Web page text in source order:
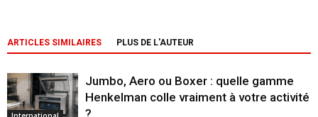
ARTICLES SIMILAIRES PLUS DE L'AUTEUR
Jumbo, Aero ou Boxer : quelle gamme
Henkelman colle vraiment à votre activité
?